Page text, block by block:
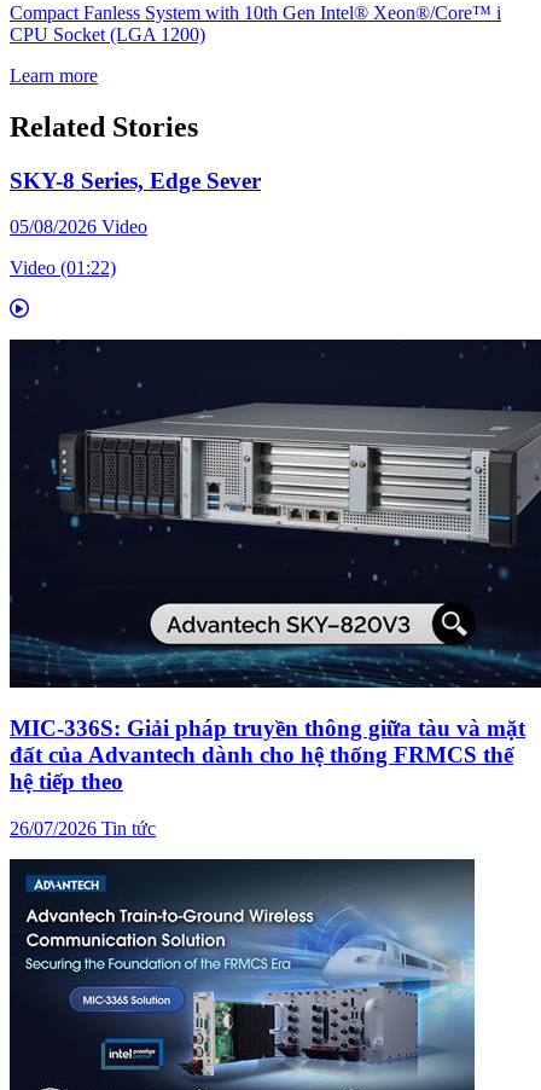
Compact Fanless System with 10th Gen Intel® Xeon®/Core™ i
CPU Socket (LGA 1200)
Learn more
Related Stories
SKY-8 Series, Edge Sever
05/08/2026 Video
Video (01:22)
MIC-336S: Giải pháp truyền thông giữa tàu và mặt
đất của Advantech dành cho hệ thống FRMCS thế
hệ tiếp theo
26/07/2026 Tin tức